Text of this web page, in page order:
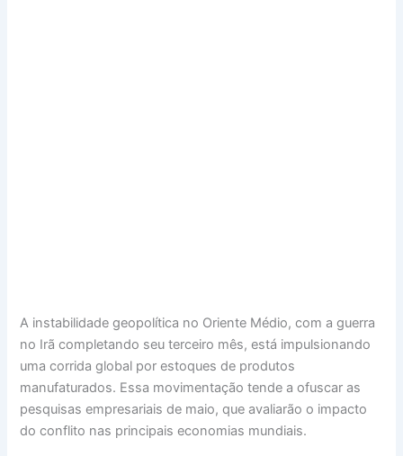
A instabilidade geopolítica no Oriente Médio, com a guerra
no Irã completando seu terceiro mês, está impulsionando
uma corrida global por estoques de produtos
manufaturados. Essa movimentação tende a ofuscar as
pesquisas empresariais de maio, que avaliarão o impacto
do conflito nas principais economias mundiais.